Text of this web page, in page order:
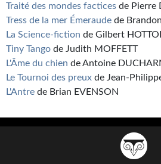
Traité des mondes factices de Pierre
Tress de la mer Émeraude de
La Science-fiction de Gilbert
Tiny Tango de Judith MOFFETT
L'Âme du chien de Antoine
Le Tournoi des preux de Jean-
L'Antre de Brian EVENSON